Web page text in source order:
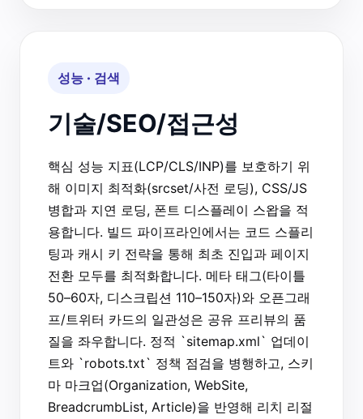
성능 · 검색
기술/SEO/접근성
핵심 성능 지표(LCP/CLS/INP)를 보호하기 위
해 이미지 최적화(srcset/사전 로딩), CSS/JS
병합과 지연 로딩, 폰트 디스플레이 스왑을 적
용합니다. 빌드 파이프라인에서는 코드 스플리
팅과 캐시 키 전략을 통해 최초 진입과 페이지
전환 모두를 최적화합니다. 메타 태그(타이틀
50–60자, 디스크립션 110–150자)와 오픈그래
프/트위터 카드의 일관성은 공유 프리뷰의 품
질을 좌우합니다. 정적 `sitemap.xml` 업데이
트와 `robots.txt` 정책 점검을 병행하고, 스키
마 마크업(Organization, WebSite,
BreadcrumbList, Article)을 반영해 리치 리절